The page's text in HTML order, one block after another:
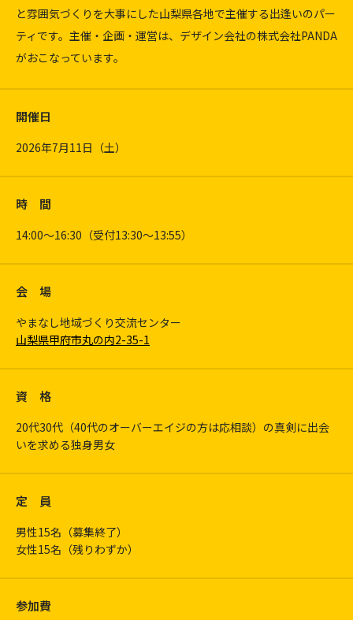
と雰囲気づくりを大事にした山梨県各地で主催する出逢いのパー
ティです。主催・企画・運営は、デザイン会社の株式会社PANDA
がおこなっています。
開催日
2026年7月11日（土）
時 間
14:00〜16:30（受付13:30〜13:55）
会 場
やまなし地域づくり交流センター
山梨県甲府市丸の内2-35-1
資 格
20代30代（40代のオーバーエイジの方は応相談）の真剣に出会
いを求める独身男女
定 員
男性15名（募集終了）
女性15名（残りわずか）
参加費